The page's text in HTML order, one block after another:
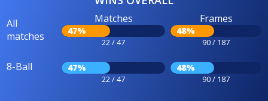
All
matches
Matches
47%
22 / 47
Frames
48%
90 / 187
8-Ball 47%
22 / 47
48%
90 / 187